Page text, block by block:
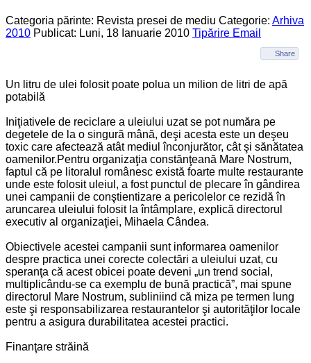
Categoria părinte: Revista presei de mediu Categorie: Arhiva
2010 Publicat: Luni, 18 Ianuarie 2010 Tipărire Email
Share
Un litru de ulei folosit poate polua un milion de litri de apă
potabilă
Iniţiativele de reciclare a uleiului uzat se pot număra pe
degetele de la o singură mână, deşi acesta este un deşeu
toxic care afectează atât mediul înconjurător, cât şi sănătatea
oamenilor.Pentru organizaţia constănţeană Mare Nostrum,
faptul că pe litoralul românesc există foarte multe restaurante
unde este folosit uleiul, a fost punctul de plecare în gândirea
unei campanii de conştientizare a pericolelor ce rezidă în
aruncarea uleiului folosit la întâmplare, explică directorul
executiv al organizaţiei, Mihaela Cândea.
Obiectivele acestei campanii sunt informarea oamenilor
despre practica unei corecte colectări a uleiului uzat, cu
speranţa că acest obicei poate deveni „un trend social,
multiplicându-se ca exemplu de bună practică”, mai spune
directorul Mare Nostrum, subliniind că miza pe termen lung
este şi responsabilizarea restaurantelor şi autorităţilor locale
pentru a asigura durabilitatea acestei practici.
Finanţare străină